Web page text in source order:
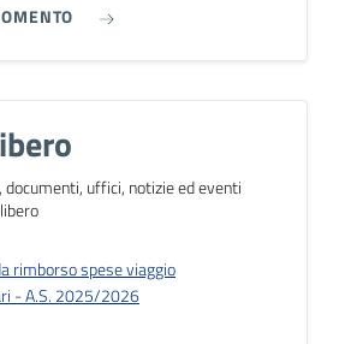
documenti, uffici, notizie ed eventi
rimborso spese viaggio
- A.S. 2025/2026